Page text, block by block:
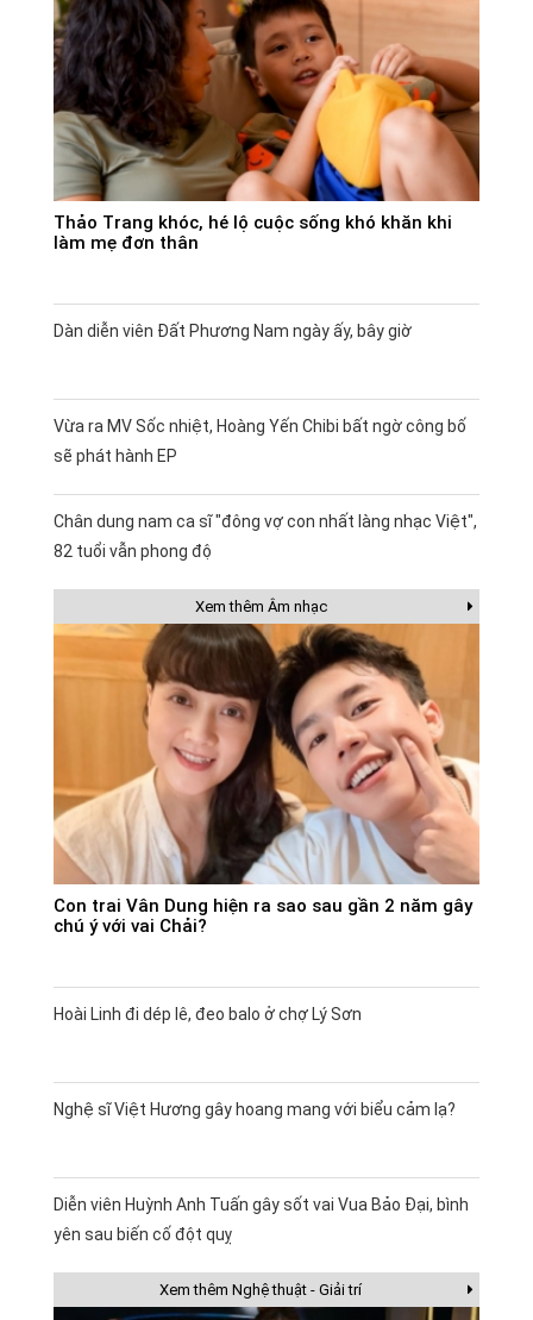
Thảo Trang khóc, hé lộ cuộc sống khó khăn khi
làm mẹ đơn thân
Dàn diễn viên Đất Phương Nam ngày ấy, bây giờ
Vừa ra MV Sốc nhiệt, Hoàng Yến Chibi bất ngờ công bố
sẽ phát hành EP
Chân dung nam ca sĩ "đông vợ con nhất làng nhạc Việt",
82 tuổi vẫn phong độ
Xem thêm Âm nhạc
Con trai Vân Dung hiện ra sao sau gần 2 năm gây
chú ý với vai Chải?
Hoài Linh đi dép lê, đeo balo ở chợ Lý Sơn
Nghệ sĩ Việt Hương gây hoang mang với biểu cảm lạ?
Diễn viên Huỳnh Anh Tuấn gây sốt vai Vua Bảo Đại, bình
yên sau biến cố đột quỵ
Xem thêm Nghệ thuật - Giải trí